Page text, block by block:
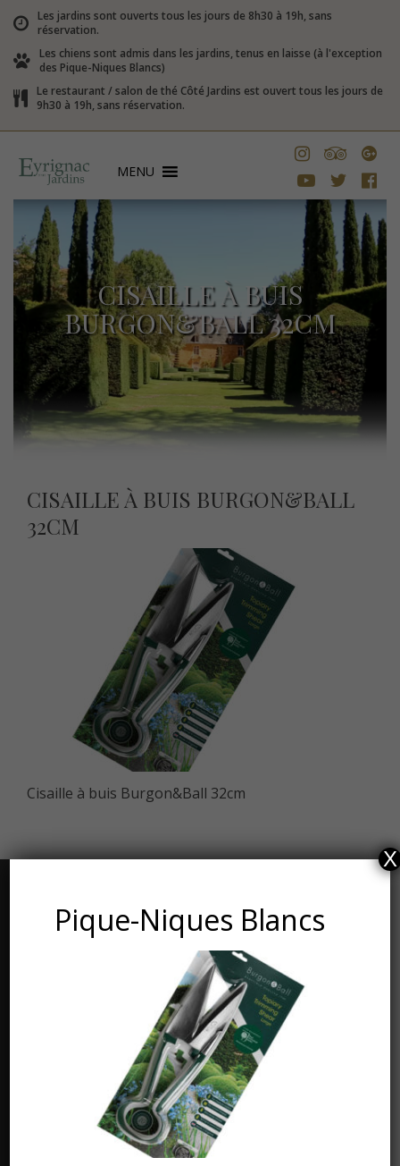
Les jardins sont ouverts tous les jours de 8h30 à 19h, sans
réservation.
Les chiens sont admis dans les jardins, tenus en laisse (à l'exception
des Pique-Niques Blancs)
Le restaurant / salon de thé Côté Jardins est ouvert tous les jours de
9h30 à 19h, sans réservation.
MENU
CISAILLE À BUIS
BURGON&BALL 32CM
CISAILLE À BUIS BURGON&BALL
32CM
Cisaille à buis Burgon&Ball 32cm
Les Jardins du Manoir d’Eyrignac
24590 Salignac-Eyvigues
Téléphone : 05.53.28.99.71
Email : contact@eyrignac.com
ESPACE PRESSE
Pique-Niques Blancs
X